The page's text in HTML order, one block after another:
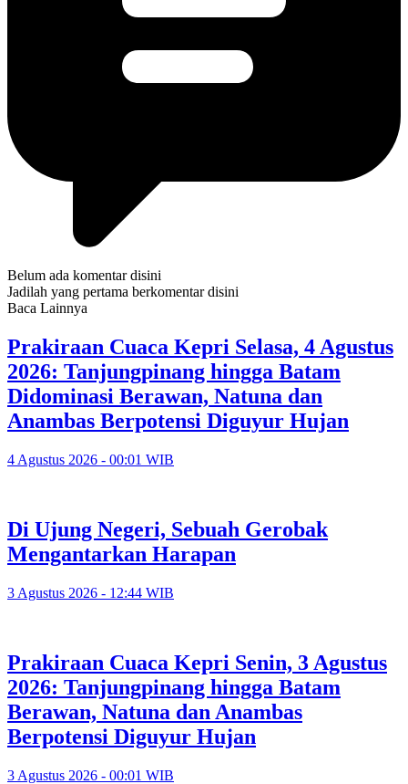
Belum ada komentar disini
Jadilah yang pertama berkomentar disini
Baca Lainnya
Prakiraan Cuaca Kepri Selasa, 4 Agustus
2026: Tanjungpinang hingga Batam
Didominasi Berawan, Natuna dan
Anambas Berpotensi Diguyur Hujan
4 Agustus 2026 - 00:01 WIB
Di Ujung Negeri, Sebuah Gerobak
Mengantarkan Harapan
3 Agustus 2026 - 12:44 WIB
Prakiraan Cuaca Kepri Senin, 3 Agustus
2026: Tanjungpinang hingga Batam
Berawan, Natuna dan Anambas
Berpotensi Diguyur Hujan
3 Agustus 2026 - 00:01 WIB